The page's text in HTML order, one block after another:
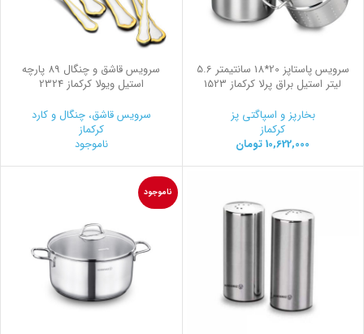
سرویس پاستاپز 20*18 سانتیمتر 5.6
لیتر استیل براق پرلا کرکماز 1523
بخارپز و اسپاگتی پز
کرکماز
10,622,000 تومان
سرویس قاشق و چنگال 89 پارچه
استیل ویولا کرکماز 2324
سرویس قاشق، چنگال و کارد
کرکماز
ناموجود
ناموجود